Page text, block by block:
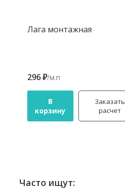
Лага монтажная
296 ₽/м.п
В
корзину
Заказать
расчет
Часто ищут: